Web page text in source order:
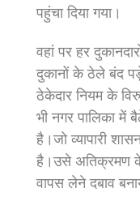
पहुंचा दिया गया।
वहां पर हर
दुकानों के ठेले बंद
ठेकेदार नियम के
भी नगर पालिका में
है।जो व्यापारी
है।उसे अतिक्रमण के
वापस लेने दबाव